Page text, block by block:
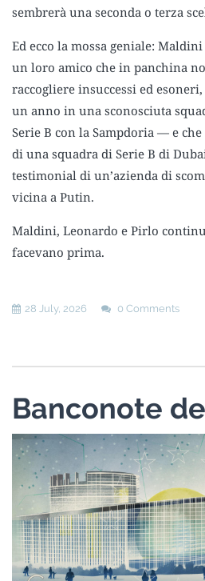
sembrerà una seconda o terza
Ed ecco la mossa geniale:
un loro amico che in panchina
raccogliere insuccessi ed
un anno in una sconosciuta
Serie B con la Sampdoria — e
di una squadra di Serie B di
testimonial di un’azienda di
vicina a Putin.
Maldini, Leonardo e Pirlo
facevano prima.
28 July, 2026 0 Comments
Banconote